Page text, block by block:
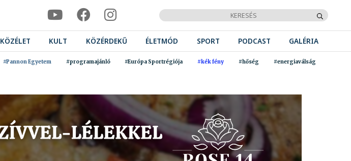
KÖZÉLET KULT KÖZÉRDEKŰ ÉLETMÓD SPORT PODCAST GALÉRIA
#Pannon Egyetem #programajánló #Európa Sportrégiója #kék fény #hőség #energiaválság